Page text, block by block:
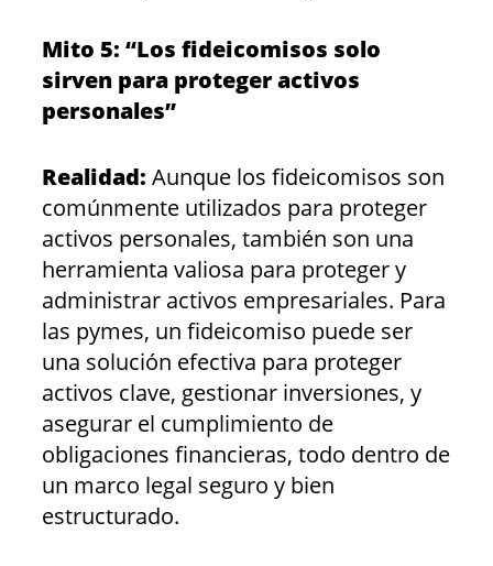
Mito 5: “Los fideicomisos solo
sirven para proteger activos
personales”
Realidad: Aunque los fideicomisos son
comúnmente utilizados para proteger
activos personales, también son una
herramienta valiosa para proteger y
administrar activos empresariales. Para
las pymes, un fideicomiso puede ser
una solución efectiva para proteger
activos clave, gestionar inversiones, y
asegurar el cumplimiento de
obligaciones financieras, todo dentro de
un marco legal seguro y bien
estructurado.